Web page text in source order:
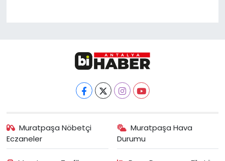
Muratpaşa Nöbetçi
Eczaneler
Muratpaşa Hava
Durumu